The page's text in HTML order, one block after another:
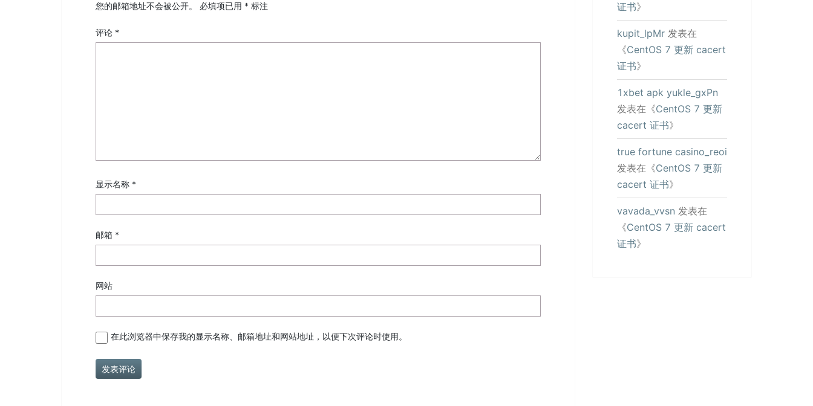
您的邮箱地址不会被公开。 必填项已用 * 标注
评论 *
显示名称 *
邮箱 *
网站
在此浏览器中保存我的显示名称、邮箱地址和网站地址，以便下次评论时使用。
证书》
kupit_lpMr发表在
《CentOS 7 更新 cacert
证书》
1xbet apk yukle_gxPn
发表在《CentOS 7 更新
cacert 证书》
true fortune casino_reoi
发表在《CentOS 7 更新
cacert 证书》
vavada_vvsn 发表在
《CentOS 7 更新 cacert
证书》